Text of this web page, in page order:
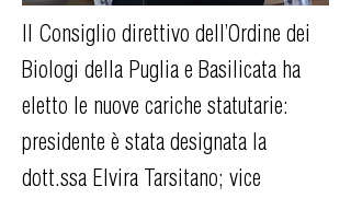
Il Consiglio direttivo dell’Ordine dei
Biologi della Puglia e Basilicata ha
eletto le nuove cariche statutarie:
presidente è stata designata la
dott.ssa Elvira Tarsitano; vice